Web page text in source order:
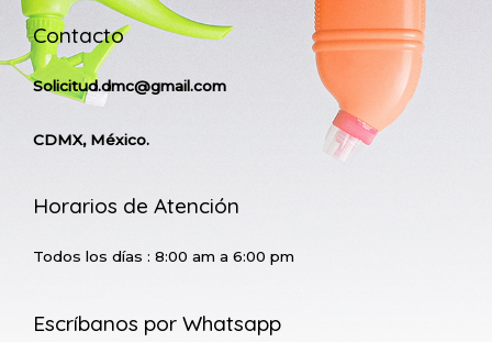
Contacto
Solicitud.dmc@gmail.com
CDMX, México.
Horarios de Atención
Todos los días : 8:00 am a 6:00 pm
Escríbanos por Whatsapp